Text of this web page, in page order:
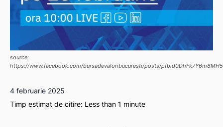
source:
https://www.facebook.com/bursadevaloribucuresti/posts/
4 februarie 2025
Timp estimat de citire: Less than 1 minute